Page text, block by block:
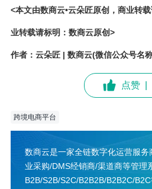
<本文由数商云•云朵匠原创，商业转
业转载请标明：数商云原创>
作者：云朵匠 | 数商云(微信公众号名
点赞
跨境电商平台
数商云是一家全链数字化运营服
业采购/DMS经销商/渠道商等管理
B2B/S2B/S2C/B2B2B/B2B2C/